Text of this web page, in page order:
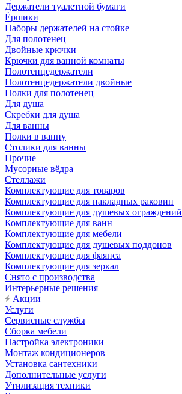
Держатели туалетной бумаги
Ёршики
Наборы держателей на стойке
Для полотенец
Двойные крючки
Крючки для ванной комнаты
Полотенцедержатели
Полотенцедержатели двойные
Полки для полотенец
Для душа
Скребки для душа
Для ванны
Полки в ванну
Столики для ванны
Прочие
Мусорные вёдра
Стеллажи
Комплектующие для товаров
Комплектующие для накладных раковин
Комплектующие для душевых ограждений
Комплектующие для ванн
Комплектующие для мебели
Комплектующие для душевых поддонов
Комплектующие для фаянса
Комплектующие для зеркал
Снято с производства
Интерьерные решения
Акции
Услуги
Сервисные службы
Сборка мебели
Настройка электроники
Монтаж кондиционеров
Установка сантехники
Дополнительные услуги
Утилизация техники